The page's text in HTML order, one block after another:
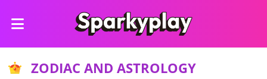
ZODIAC AND ASTROLOGY